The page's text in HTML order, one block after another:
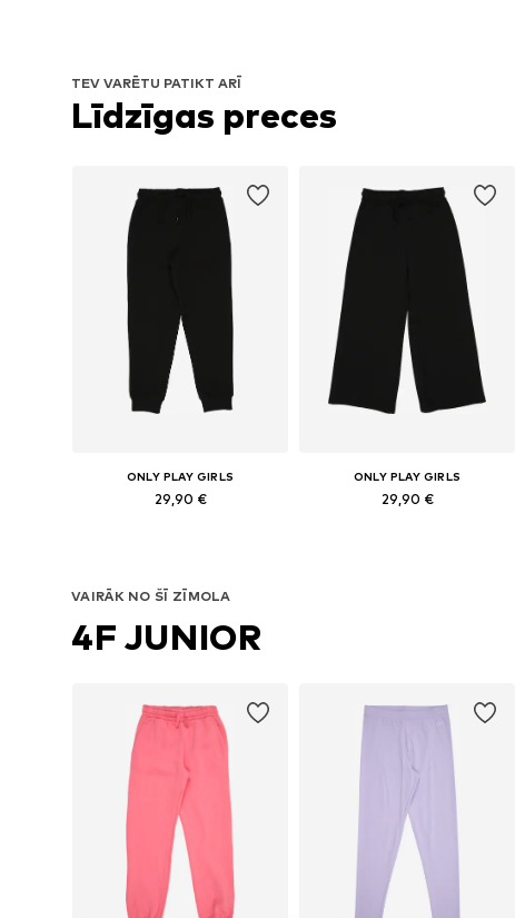
TEV VARĒTU PATIKT ARĪ
Līdzīgas preces
ONLY PLAY GIRLS
29,90 €
ONLY PLAY GIRLS
29,90 €
VAIRĀK NO ŠĪ ZĪMOLA
4F JUNIOR